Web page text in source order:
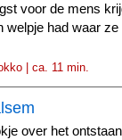
voor de mens
welpje had waar
| ca. 11 min.
over het